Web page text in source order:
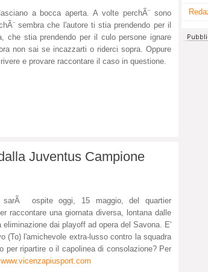
a bocca aperta. A volte perchÃ¨ sono
sembra che l'autore ti stia prendendo per il
che stia prendendo per il culo persone ignare
non sai se incazzarti o riderci sopra. Oppure
e provare raccontare il caso in questione.
Juventus Campione
sarÃ ospite oggi, 15 maggio, del quartier
raccontare una giornata diversa, lontana dalle
eliminazione dai playoff ad opera del Savona. E'
(To) l'amichevole extra-lusso contro la squadra
per ripartire o il capolinea di consolazione? Per
www.vicenzapiusport.com